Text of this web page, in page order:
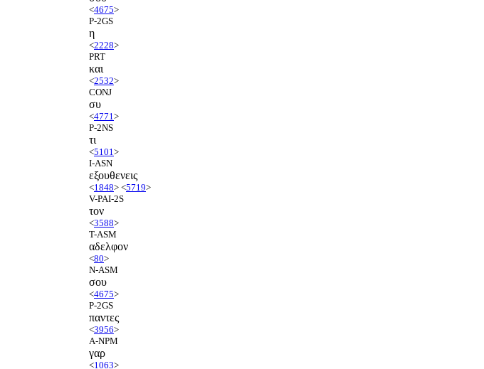
<4675>
P-2GS
η
<2228>
PRT
και
<2532>
CONJ
συ
<4771 >
P-2NS
τι
<5101 >
I-ASN
εξουθενεις
<1848> <5719>
V-PAI-2S
τον
<3588>
T-ASM
αδελφον
<80>
N-ASM
σου
<4675>
P-2GS
παντες
<3956>
A-NPM
γαρ
<1063>